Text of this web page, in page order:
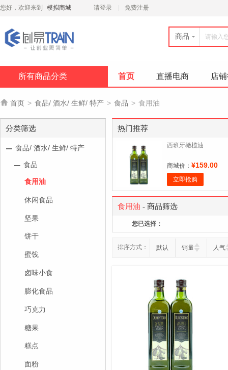
您好，欢迎来到 模拟商城 请登录 免费注册
商品
所有商品分类 首页 直播电商 店
 首页 > 食品/ 酒水/ 生鲜/ 特产 > 食品 > 食用油
分类筛选
食品/ 酒水/ 生鲜/ 特产
食品
食用油
休闲食品
坚果
饼干
蜜饯
卤味小食
膨化食品
巧克力
糖果
糕点
面粉
热门推荐
西班牙橄榄油
商城价： ¥159.00
立即抢购
食用油 - 商品筛选
您已选择：
排序方式： 默认 销量 人气